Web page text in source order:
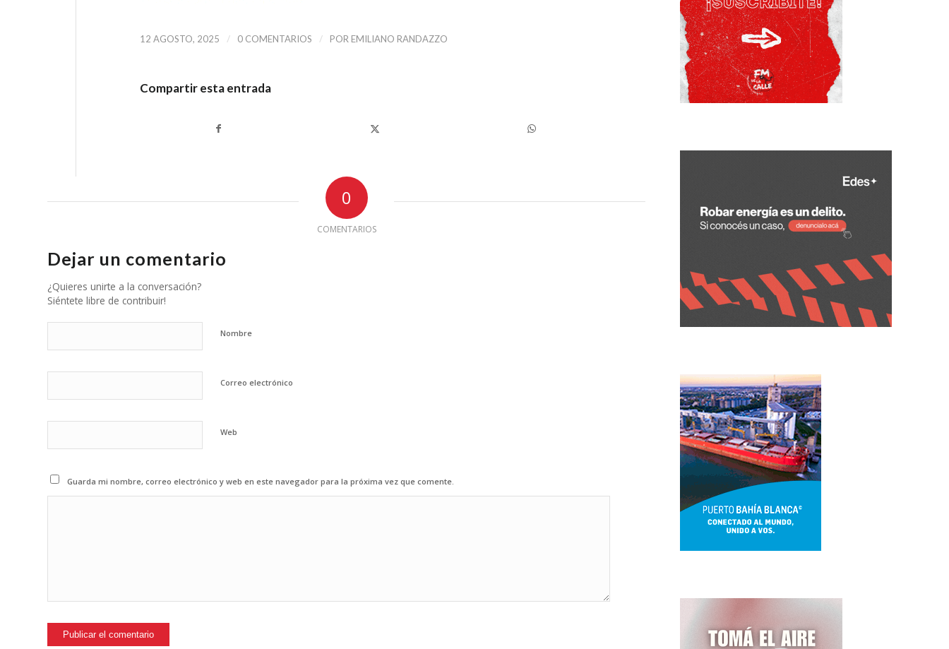
12 AGOSTO, 2025 / 0 COMENTARIOS / POR EMILIANO RANDAZZO
Compartir esta entrada
0
COMENTARIOS
Dejar un comentario
¿Quieres unirte a la conversación?
Siéntete libre de contribuir!
Nombre
Correo electrónico
Web
Guarda mi nombre, correo electrónico y web en este navegador para la próxima vez que comente.